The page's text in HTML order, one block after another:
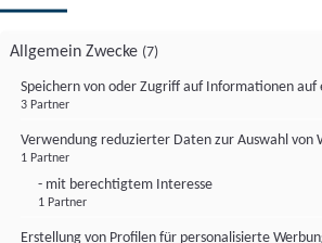
Allgemein Zwecke (7)
Speichern von oder Zugriff auf Informationen auf
3 Partner
Verwendung reduzierter Daten zur Auswahl von
1 Partner
- mit berechtigtem Interesse
1 Partner
Erstellung von Profilen für personalisierte